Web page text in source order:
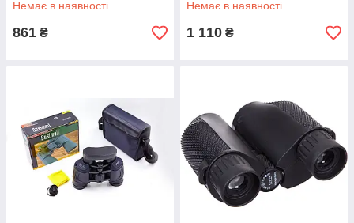
Немає в наявності
861 ₴
Немає в наявності
1 110 ₴